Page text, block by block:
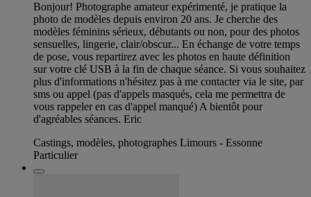
Bonjour! Photographe amateur expérimenté, je pratique la
photo de modèles depuis environ 20 ans. Je cherche des
modèles féminins sérieux, débutants ou non, pour des photos
sensuelles, lingerie, clair/obscur... En échange de votre temps
de pose, vous repartirez avec les photos en haute définition
sur votre clé USB à la fin de chaque séance. Si vous souhaitez
plus d'informations n'hésitez pas à me contacter via le site, par
sms ou appel (pas d'appels masqués, cela me permettra de
vous rappeler en cas d'appel manqué) A bientôt pour
d'agréables séances. Eric
Castings, modèles, photographes Limours - Essonne
Particulier